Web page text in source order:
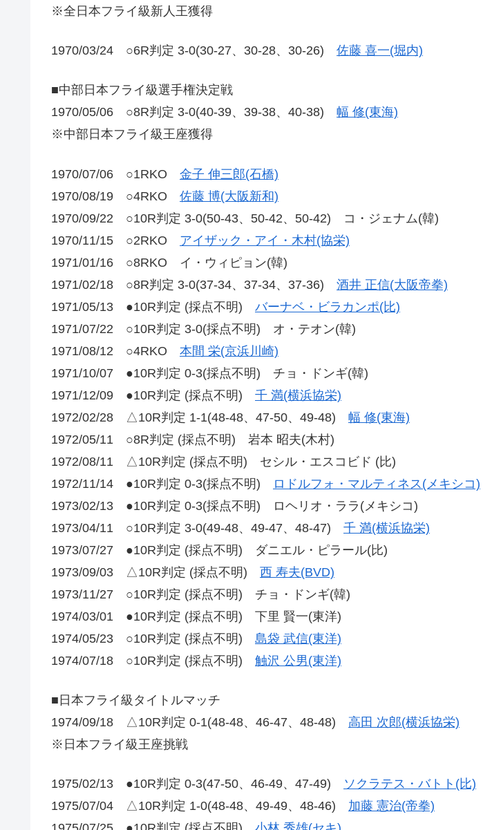
※全日本フライ級新人王獲得
1970/03/24 ○6R判定 3-0(30-27、30-28、30-26) 佐藤 喜一(堀内)
■中部日本フライ級選手権決定戦
1970/05/06 ○8R判定 3-0(40-39、39-38、40-38) 幅 修(東海)
※中部日本フライ級王座獲得
1970/07/06 ○1RKO 金子 伸三郎(石橋)
1970/08/19 ○4RKO 佐藤 博(大阪新和)
1970/09/22 ○10R判定 3-0(50-43、50-42、50-42) コ・ジェナム(韓)
1970/11/15 ○2RKO アイザック・アイ・木村(協栄)
1971/01/16 ○8RKO イ・ウィピョン(韓)
1971/02/18 ○8R判定 3-0(37-34、37-34、37-36) 酒井 正信(大阪帝拳)
1971/05/13 ●10R判定 (採点不明) バーナベ・ビラカンポ(比)
1971/07/22 ○10R判定 3-0(採点不明) オ・テオン(韓)
1971/08/12 ○4RKO 本間 栄(京浜川崎)
1971/10/07 ●10R判定 0-3(採点不明) チョ・ドンギ(韓)
1971/12/09 ●10R判定 (採点不明) 千 満(横浜協栄)
1972/02/28 △10R判定 1-1(48-48、47-50、49-48) 幅 修(東海)
1972/05/11 ○8R判定 (採点不明) 岩本 昭夫(木村)
1972/08/11 △10R判定 (採点不明) セシル・エスコビド (比)
1972/11/14 ●10R判定 0-3(採点不明)
ロドルフォ・マルティネス(メキシコ)
1973/02/13 ●10R判定 0-3(採点不明) ロヘリオ・ララ(メキシコ)
1973/04/11 ○10R判定 3-0(49-48、49-47、48-47) 千 満(横浜協栄)
1973/07/27 ●10R判定 (採点不明) ダニエル・ピラール(比)
1973/09/03 △10R判定 (採点不明) 西 寿夫(BVD)
1973/11/27 ○10R判定 (採点不明) チョ・ドンギ(韓)
1974/03/01 ●10R判定 (採点不明) 下里 賢一(東洋)
1974/05/23 ○10R判定 (採点不明) 島袋 武信(東洋)
1974/07/18 ○10R判定 (採点不明) 触沢 公男(東洋)
■日本フライ級タイトルマッチ
1974/09/18 △10R判定 0-1(48-48、46-47、48-48) 高田 次郎(横浜協栄)
※日本フライ級王座挑戦
1975/02/13 ●10R判定 0-3(47-50、46-49、47-49) ソクラテス・バトト(比)
1975/07/04 △10R判定 1-0(48-48、49-49、48-46) 加藤 憲治(帝拳)